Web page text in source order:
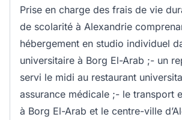
Prise en charge des frais de vie
de scolarité à Alexandrie
hébergement en studio individuel
universitaire à Borg El-Arab ;- un
servi le midi au restaurant
assurance médicale ;- le transport
à Borg El-Arab et le centre-ville